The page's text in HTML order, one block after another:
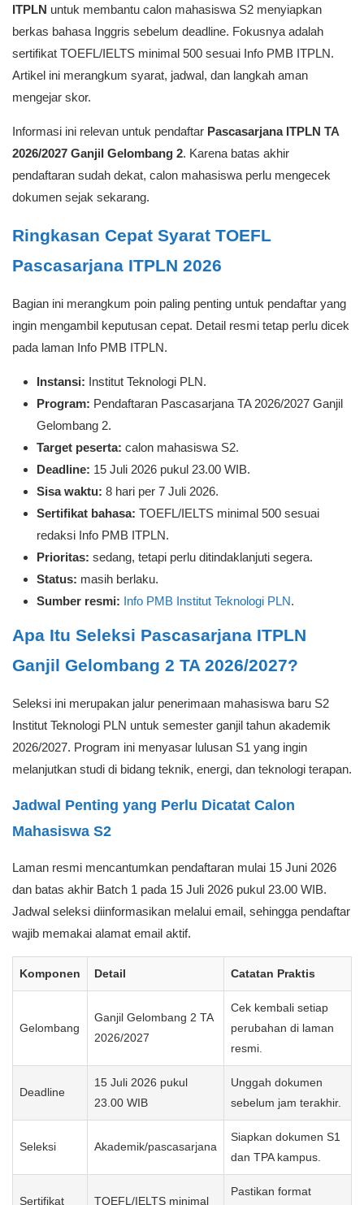
ITPLN untuk membantu calon mahasiswa S2 menyiapkan
berkas bahasa Inggris sebelum deadline. Fokusnya adalah
sertifikat TOEFL/IELTS minimal 500 sesuai Info PMB ITPLN.
Artikel ini merangkum syarat, jadwal, dan langkah aman
mengejar skor.
Informasi ini relevan untuk pendaftar Pascasarjana ITPLN TA
2026/2027 Ganjil Gelombang 2. Karena batas akhir
pendaftaran sudah dekat, calon mahasiswa perlu mengecek
dokumen sejak sekarang.
Ringkasan Cepat Syarat TOEFL
Pascasarjana ITPLN 2026
Bagian ini merangkum poin paling penting untuk pendaftar yang
ingin mengambil keputusan cepat. Detail resmi tetap perlu dicek
pada laman Info PMB ITPLN.
Instansi: Institut Teknologi PLN.
Program: Pendaftaran Pascasarjana TA 2026/2027 Ganjil
Gelombang 2.
Target peserta: calon mahasiswa S2.
Deadline: 15 Juli 2026 pukul 23.00 WIB.
Sisa waktu: 8 hari per 7 Juli 2026.
Sertifikat bahasa: TOEFL/IELTS minimal 500 sesuai
redaksi Info PMB ITPLN.
Prioritas: sedang, tetapi perlu ditindaklanjuti segera.
Status: masih berlaku.
Sumber resmi: Info PMB Institut Teknologi PLN.
Apa Itu Seleksi Pascasarjana ITPLN
Ganjil Gelombang 2 TA 2026/2027?
Seleksi ini merupakan jalur penerimaan mahasiswa baru S2
Institut Teknologi PLN untuk semester ganjil tahun akademik
2026/2027. Program ini menyasar lulusan S1 yang ingin
melanjutkan studi di bidang teknik, energi, dan teknologi terapan.
Jadwal Penting yang Perlu Dicatat Calon
Mahasiswa S2
Laman resmi mencantumkan pendaftaran mulai 15 Juni 2026
dan batas akhir Batch 1 pada 15 Juli 2026 pukul 23.00 WIB.
Jadwal seleksi diinformasikan melalui email, sehingga pendaftar
wajib memakai alamat email aktif.
Komponen Detail Catatan Praktis
Gelombang
Ganjil Gelombang 2 TA
2026/2027
Cek kembali setiap
perubahan di laman
resmi.
Deadline
15 Juli 2026 pukul
23.00 WIB
Unggah dokumen
sebelum jam terakhir.
Seleksi Akademik/pascasarjana
Siapkan dokumen S1
dan TPA kampus.
Sertifikat TOEFL/IELTS minimal
Pastikan format